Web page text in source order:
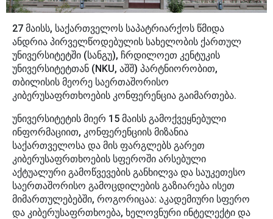
27 მაისს, საქართველოს საპატრიარქოს წმიდა
ანდრია პირველწოდებულის სახელობის ქართულ
უნივერსიტეტში (სანგუ), ჩრდილოეთ კენტუკის
უნივერსიტეტთან (NKU, აშშ) პარტნიორობით,
თბილისის მეორე საერთაშორისო
კიბერუსაფრთხოების კონფერენცია გაიმართება.
უნივერსიტეტის მიერ 15 მაისს გამოქვეყნებული
ინფორმაციით, კონფერენციის მიზანია
საქართველოსა და მის ფარგლებს გარეთ
კიბერუსაფრთხოების სფეროში არსებული
აქტუალური გამოწვევების განხილვა და საუკეთესო
საერთაშორისო გამოცდილების გაზიარება ისეთ
მიმართულებებში, როგორიცაა: აკადემიური სფერო
და კიბერუსაფრთხოება, ხელოვნური ინტელექტი და